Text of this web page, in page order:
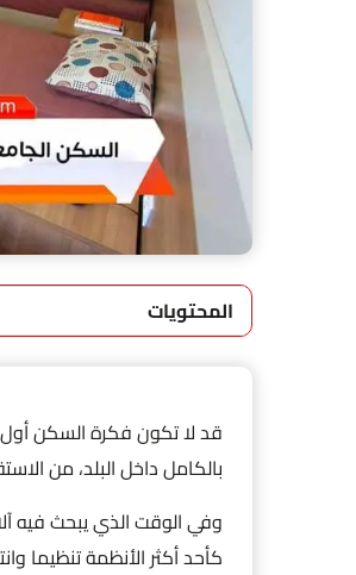
المحتويات
قد لا تكون فكرة السكن أول
بالكامل داخل البلد، من
وفي الوقت الذي يبحث فيه
كأحد أكثر الأنظمة تنظيما